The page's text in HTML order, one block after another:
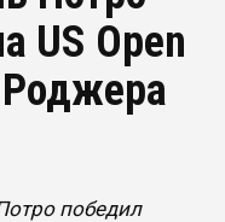
US Open
Роджера
победил